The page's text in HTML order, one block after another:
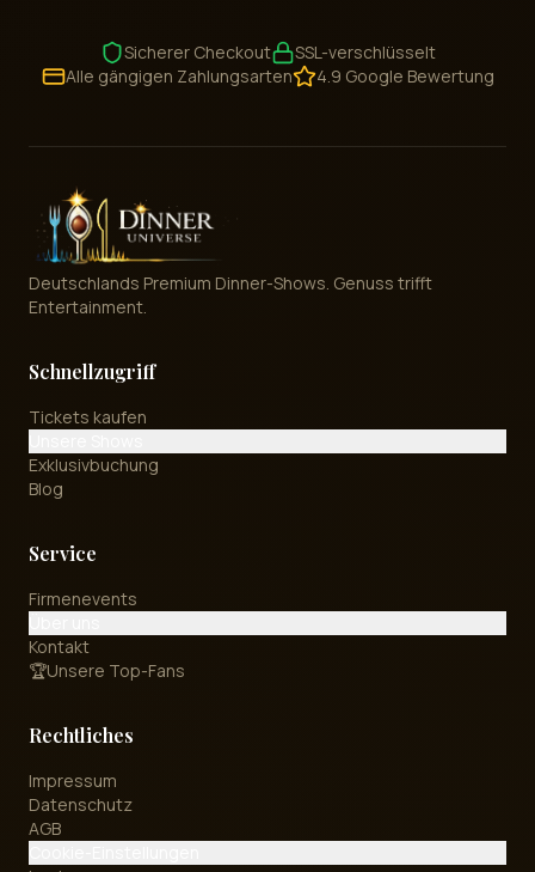
Sicherer Checkout
SSL-verschlüsselt
Alle gängigen Zahlungsarten
4.9 Google Bewertung
Deutschlands Premium Dinner-Shows. Genuss trifft
Entertainment.
Schnellzugriff
Tickets kaufen
Exklusivbuchung
Blog
Service
Firmenevents
Kontakt
🏆Unsere Top-Fans
Rechtliches
Impressum
Datenschutz
AGB